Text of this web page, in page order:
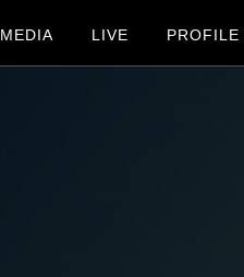
MEDIA LIVE PROFILE